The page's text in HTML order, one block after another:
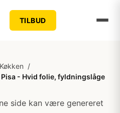
TILBUD
Køkken /
- Hvid folie, fyldningslåge
side kan være genereret